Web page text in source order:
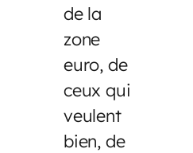
de la
zone
euro, de
ceux qui
veulent
bien, de